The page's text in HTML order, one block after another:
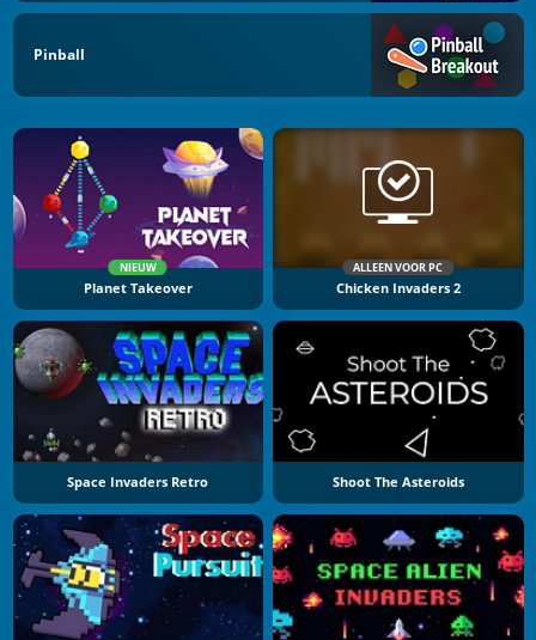
Pinball
NIEUW
Planet Takeover
ALLEEN VOOR PC
Chicken Invaders 2
Space Invaders Retro Shoot The Asteroids